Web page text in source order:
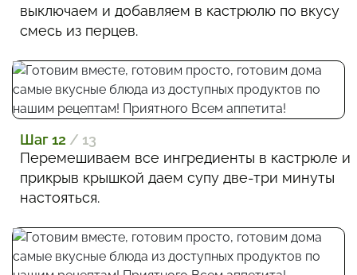
выключаем и добавляем в кастрюлю по вкусу
смесь из перцев.
Шаг 12 / 13
Перемешиваем все ингредиенты в кастрюле и
прикрыв крышкой даем супу две-три минуты
настояться.